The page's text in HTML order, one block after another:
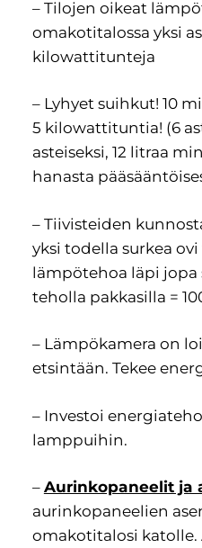
– Tilojen oikeat
omakotitalossa yksi
kilowattitunteja
– Lyhyet suihkut! 10
5 kilowattituntia! (6
asteiseksi, 12 litraa
hanasta
– Tiivisteiden
yksi todella surkea ovi
lämpötehoa läpi jopa
teholla pakkasilla =
– Lämpökamera on
etsintään. Tekee
– Investoi
lamppuihin.
– Aurinkopaneelit ja
aurinkopaneelien
omakotitalosi